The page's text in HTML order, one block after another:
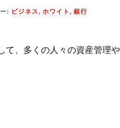
: ビジネス,ホワイト,銀行
て、多くの人々の資産管理や